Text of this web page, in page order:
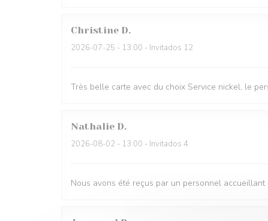
Christine D
2026-07-25 - 13:00 - Invitados 12
Très belle carte avec du choix Service nickel, le
Nathalie D
2026-08-02 - 13:00 - Invitados 4
Nous avons été reçus par un personnel